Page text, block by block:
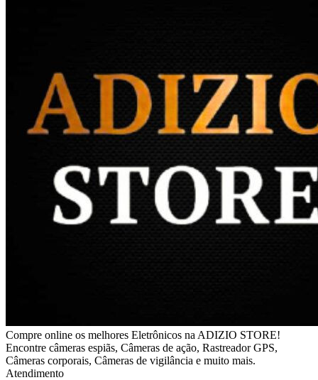
Compre online os melhores Eletrônicos na ADIZIO STORE!
Encontre câmeras espiãs, Câmeras de ação, Rastreador GPS,
Câmeras corporais, Câmeras de vigilância e muito mais.
Atendimento